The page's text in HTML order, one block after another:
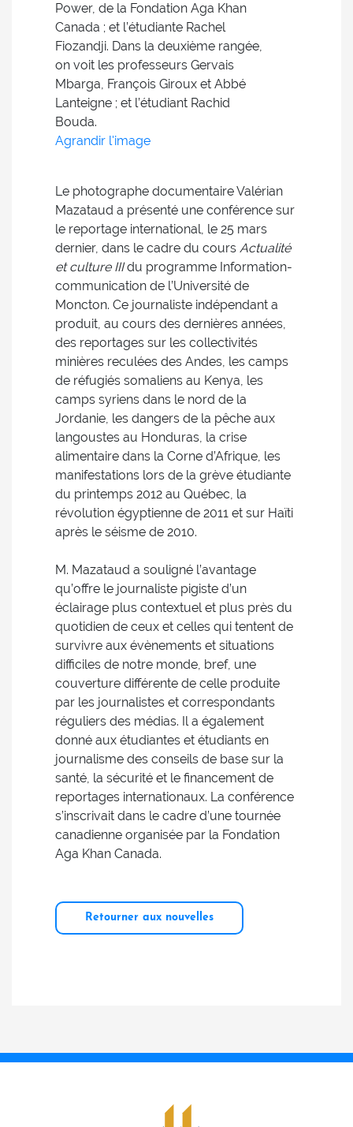
Power, de la Fondation Aga Khan
Canada ; et l’étudiante Rachel
Fiozandji. Dans la deuxième rangée,
on voit les professeurs Gervais
Mbarga, François Giroux et Abbé
Lanteigne ; et l’étudiant Rachid
Bouda.
Agrandir l'image
Le photographe documentaire Valérian
Mazataud a présenté une conférence sur
le reportage international, le 25 mars
dernier, dans le cadre du cours Actualité
et culture IIIdu programme Information-
communication de l’Université de
Moncton. Ce journaliste indépendant a
produit, au cours des dernières années,
des reportages sur les collectivités
minières reculées des Andes, les camps
de réfugiés somaliens au Kenya, les
camps syriens dans le nord de la
Jordanie, les dangers de la pêche aux
langoustes au Honduras, la crise
alimentaire dans la Corne d’Afrique, les
manifestations lors de la grève étudiante
du printemps 2012 au Québec, la
révolution égyptienne de 2011 et sur Haïti
après le séisme de 2010.
M. Mazataud a souligné l’avantage
qu’offre le journaliste pigiste d’un
éclairage plus contextuel et plus près du
quotidien de ceux et celles qui tentent de
survivre aux évènements et situations
difficiles de notre monde, bref, une
couverture différente de celle produite
par les journalistes et correspondants
réguliers des médias. Il a également
donné aux étudiantes et étudiants en
journalisme des conseils de base sur la
santé, la sécurité et le financement de
reportages internationaux. La conférence
s’inscrivait dans le cadre d’une tournée
canadienne organisée par la Fondation
Aga Khan Canada.
Retourner aux nouvelles